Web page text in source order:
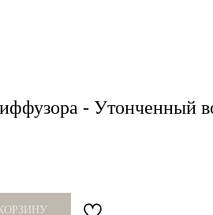
- Утонченный